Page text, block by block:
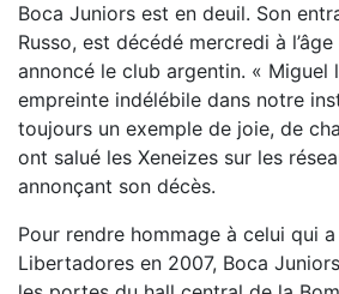
Boca Juniors est en deuil. Son
Russo, est décédé mercredi à
annoncé le club argentin. « Miguel
empreinte indélébile dans notre
toujours un exemple de joie, de
ont salué les Xeneizes sur les
annonçant son décès.
Pour rendre hommage à celui qui
Libertadores en 2007, Boca